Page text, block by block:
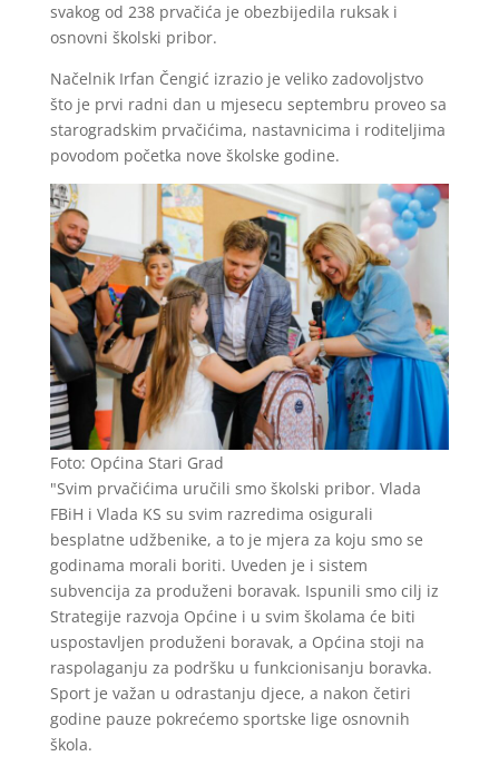
svakog od 238 prvačića je obezbijedila ruksak i
osnovni školski pribor.
Načelnik Irfan Čengić izrazio je veliko zadovoljstvo
što je prvi radni dan u mjesecu septembru proveo sa
starogradskim prvačićima, nastavnicima i roditeljima
povodom početka nove školske godine.
Foto: Općina Stari Grad
"Svim prvačićima uručili smo školski pribor. Vlada
FBiH i Vlada KS su svim razredima osigurali
besplatne udžbenike, a to je mjera za koju smo se
godinama morali boriti. Uveden je i sistem
subvencija za produženi boravak. Ispunili smo cilj iz
Strategije razvoja Općine i u svim školama će biti
uspostavljen produženi boravak, a Općina stoji na
raspolaganju za podršku u funkcionisanju boravka.
Sport je važan u odrastanju djece, a nakon četiri
godine pauze pokrećemo sportske lige osnovnih
škola.